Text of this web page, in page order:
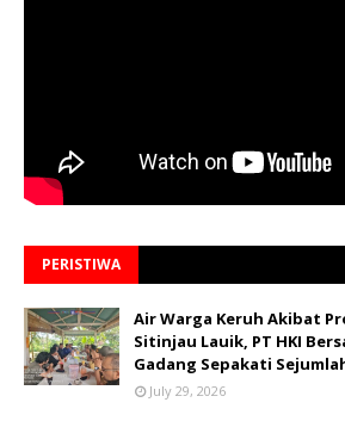
PERISTIWA
Air Warga Keruh Akibat
Sitinjau Lauik, PT HKI
Gadang Sepakati
July 29, 2026